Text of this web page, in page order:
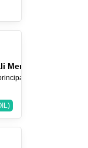
2-ago-2026
Indici Azionari